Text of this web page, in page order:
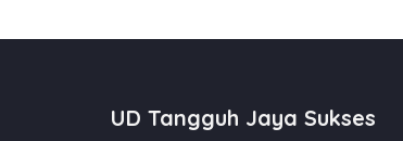
UD Tangguh Jaya Sukses